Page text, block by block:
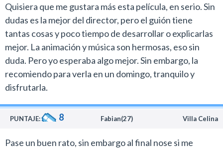
Una de las mejores películas de este 2017 que ningún
amante de la animación debería desconocer.
Quisiera que me gustara más esta película, en serio. Sin
dudas es la mejor del director, pero el guión tiene
tantas cosas y poco tiempo de desarrollar o explicarlas
mejor. La animación y música son hermosas, eso sin
duda. Pero yo esperaba algo mejor. Sin embargo, la
recomiendo para verla en un domingo, tranquilo y
disfrutarla.
PUNTAJE: 8 Fabian(27) Villa Celina
Pase un buen rato, sin embargo al final nose si me